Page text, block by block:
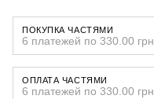
ПОКУПКА ЧАСТЯМИ
6 платежей по 330.00 грн
ОПЛАТА ЧАСТЯМИ
6 платежей по 330.00 грн